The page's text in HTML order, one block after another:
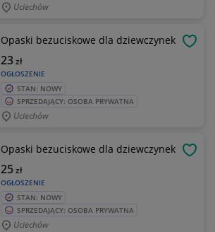
Uciechów
Opaski bezuciskowe dla dziewczynek
OGŁOSZENIE
23zł
STAN: NOWY
SPRZEDAJĄCY: OSOBA PRYWATNA
Uciechów
Opaski bezuciskowe dla dziewczynek
OGŁOSZENIE
25zł
STAN: NOWY
SPRZEDAJĄCY: OSOBA PRYWATNA
Uciechów